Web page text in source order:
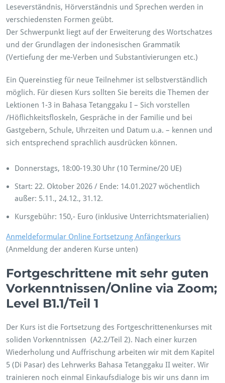
Leseverständnis, Hörverständnis und Sprechen werden in
verschiedensten Formen geübt.
Der Schwerpunkt liegt auf der Erweiterung des Wortschatzes
und der Grundlagen der indonesischen Grammatik
(Vertiefung der me-Verben und Substantivierungen etc.)
Ein Quereinstieg für neue Teilnehmer ist selbstverständlich
möglich. Für diesen Kurs sollten Sie bereits die Themen der
Lektionen 1-3 in Bahasa Tetanggaku I – Sich vorstellen
/Höflichkeitsfloskeln, Gespräche in der Familie und bei
Gastgebern, Schule, Uhrzeiten und Datum u.a. – kennen und
sich entsprechend sprachlich ausdrücken können.
Donnerstags, 18:00-19.30 Uhr (10 Termine/20 UE)
Start: 22. Oktober 2026 / Ende: 14.01.2027 wöchentlich
außer: 5.11., 24.12., 31.12.
Kursgebühr: 150,- Euro (inklusive Unterrichtsmaterialien)
Anmeldeformular Online Fortsetzung Anfängerkurs
(Anmeldung der anderen Kurse unten)
Fortgeschrittene mit sehr guten
Vorkenntnissen/Online via Zoom;
Level B1.1/Teil 1
Der Kurs ist die Fortsetzung des Fortgeschrittenenkurses mit
soliden Vorkenntnissen (A2.2/Teil 2). Nach einer kurzen
Wiederholung und Auffrischung arbeiten wir mit dem Kapitel
5 (Di Pasar) des Lehrwerks Bahasa Tetanggaku II weiter. Wir
trainieren noch einmal Einkaufsdialoge bis wir uns dann im